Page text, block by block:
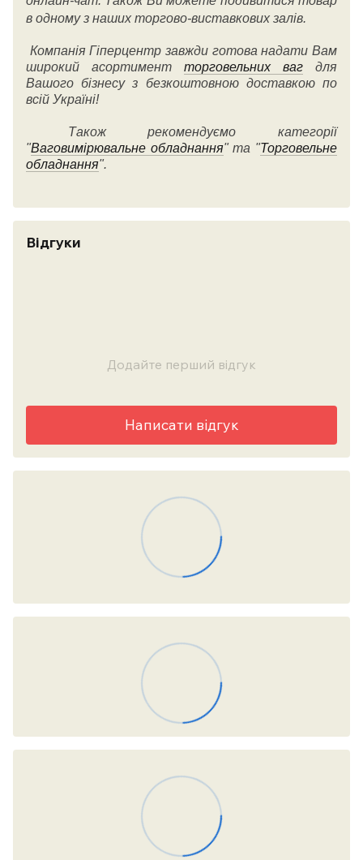
в одному з наших торгово-виставкових залів.
Компанія Гіперцентр завжди готова надати Вам
широкий асортимент торговельних ваг для
Вашого бізнесу з безкоштовною доставкою по
всій Україні!
Також рекомендуємо категорії
"Ваговимірювальне обладнання" та "Торговельне
обладнання".
Відгуки
Додайте перший відгук
Написати відгук